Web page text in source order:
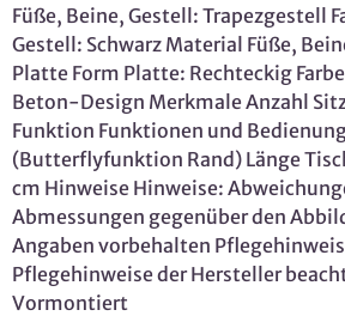
Füße, Beine, Gestell: Trapezgestell
Gestell: Schwarz Material Füße,
Platte Form Platte: Rechteckig
Beton-Design Merkmale Anzahl
Funktion Funktionen und
(Butterflyfunktion Rand) Länge
cm Hinweise Hinweise:
Abmessungen gegenüber den
Angaben vorbehalten
Pflegehinweise der Hersteller
Vormontiert